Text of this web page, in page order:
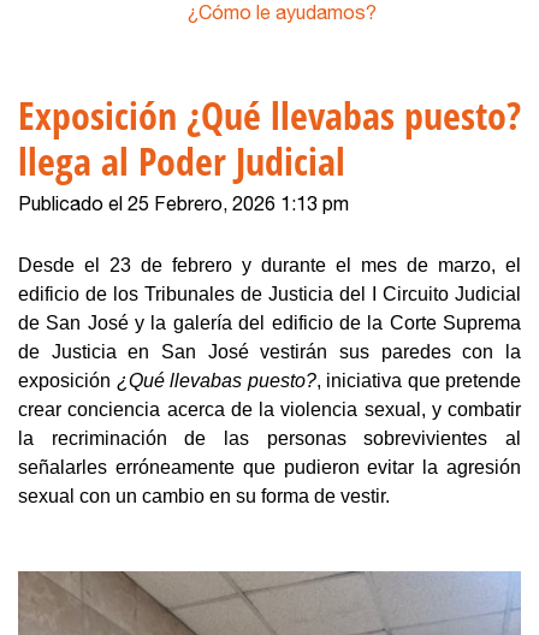
¿Cómo le ayudamos?
Exposición ¿Qué llevabas puesto?
llega al Poder Judicial
Publicado el 25 Febrero, 2026 1:13 pm
Desde el 23 de febrero y durante el mes de marzo, el
edificio de los Tribunales de Justicia del I Circuito Judicial
de San José y la galería del edificio de la Corte Suprema
de Justicia en San José vestirán sus paredes con la
exposición ¿Qué llevabas puesto?, iniciativa que pretende
crear conciencia acerca de la violencia sexual, y combatir
la recriminación de las personas sobrevivientes al
señalarles erróneamente que pudieron evitar la agresión
sexual con un cambio en su forma de vestir.